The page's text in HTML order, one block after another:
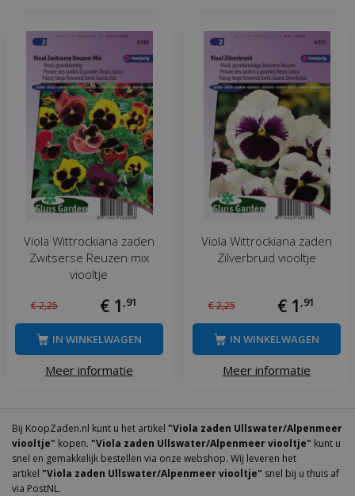
Viola Wittrockiana zaden
Zwitserse Reuzen mix
viooltje
€2,25 € 1 ,91
Meer informatie
IN WINKELWAGEN
Viola Wittrockiana zaden
Zilverbruid viooltje
€2,25 € 1 ,91
Meer informatie
IN WINKELWAGEN
Bij KoopZaden.nl kunt u het artikel "Viola zaden Ullswater/Alpenmeer
viooltje" kopen. "Viola zaden Ullswater/Alpenmeer viooltje" kunt u
snel en gemakkelijk bestellen via onze webshop. Wij leveren het
artikel "Viola zaden Ullswater/Alpenmeer viooltje" snel bij u thuis af
via PostNL.